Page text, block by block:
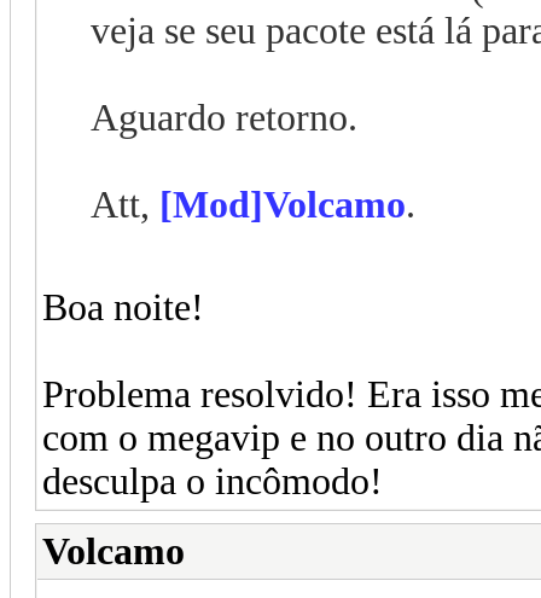
veja se seu pacote está lá
Aguardo retorno.
Att, [Mod]Volcamo.
Boa noite!
Problema resolvido! Era isso
com o megavip e no outro dia
desculpa o incômodo!
Volcamo